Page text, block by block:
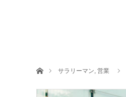
ホームサラリーマン, 営業